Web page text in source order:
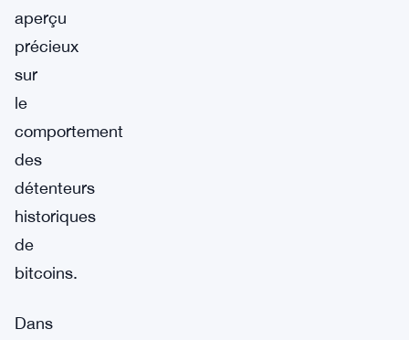
aperçu
précieux
sur
le
comportement
des
détenteurs
historiques
de
bitcoins.
Dans